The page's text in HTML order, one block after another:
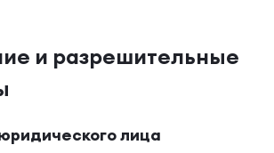
и разрешительные
лица